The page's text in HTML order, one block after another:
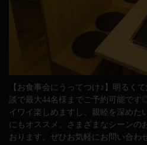
【お食事会にうってつけ♪】明るく
談で最大44名様までご予約可能で
イワイ楽しめますし、親睦を深めた
にもオススメ。さまざまなシーンの
おります。ぜひお気軽にお問い合わ